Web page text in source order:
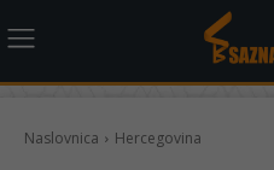
Naslovnica Hercegovina